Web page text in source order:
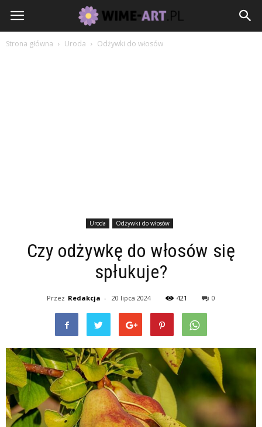
Strona główna Uroda Odżywki do włosów
Uroda Odżywki do włosów
Czy odżywkę do włosów się
spłukuje?
Przez Redakcja - 20 lipca 2024 421 0